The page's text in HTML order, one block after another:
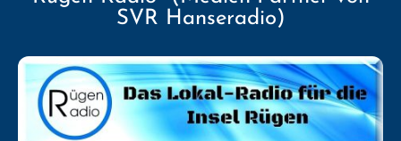
SVR Hanseradio)